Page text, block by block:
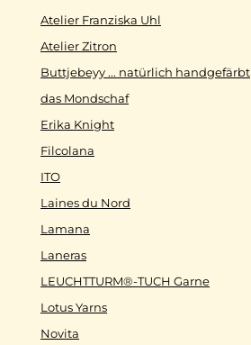
Atelier Franziska Uhl
Atelier Zitron
Buttjebeyy ... natürlich handgefärbt
das Mondschaf
Erika Knight
Filcolana
ITO
Laines du Nord
Lamana
Laneras
LEUCHTTURM®-TUCH Garne
Lotus Yarns
Novita